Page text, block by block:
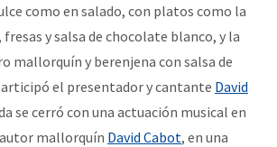
como en salado, con platos como la
fresas y salsa de chocolate blanco, y la
mallorquín y berenjena con salsa de
el presentador y cantante David
se cerró con una actuación musical en
mallorquín David Cabot, en una